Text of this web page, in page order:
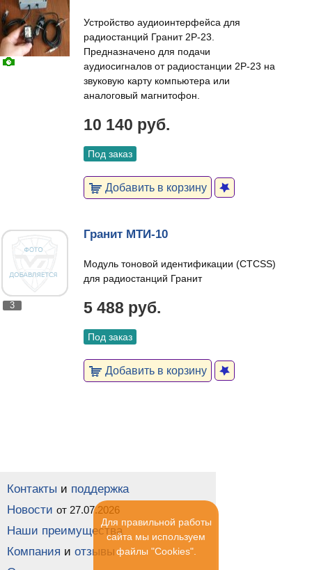
Устройство аудиоинтерфейса для
радиостанций Гранит 2Р-23.
Предназначено для подачи
аудиосигналов от радиостанции 2Р-23 на
звуковую карту компьютера или
аналоговый магнитофон.
10 140 руб.
Под заказ
Добавить в корзину
3
Гранит МТИ-10
Модуль тоновой идентификации (CTCSS)
для радиостанций Гранит
5 488 руб.
Под заказ
Добавить в корзину
Контакты и поддержка
Новости от 27.07.2026
Наши преимущества
Компания и отзывы
Для правильной работы
сайта мы используем
файлы "Cookies".